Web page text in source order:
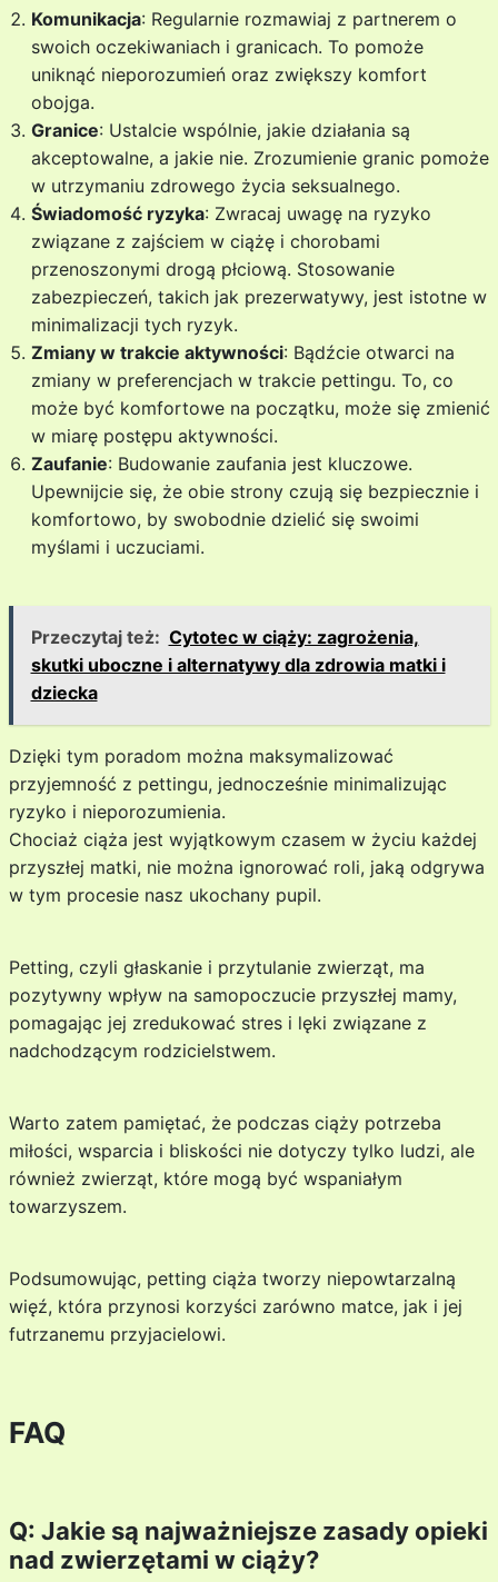
Komunikacja: Regularnie rozmawiaj z partnerem o
swoich oczekiwaniach i granicach. To pomoże
uniknąć nieporozumień oraz zwiększy komfort
obojga.
Granice: Ustalcie wspólnie, jakie działania są
akceptowalne, a jakie nie. Zrozumienie granic pomoże
w utrzymaniu zdrowego życia seksualnego.
Świadomość ryzyka: Zwracaj uwagę na ryzyko
związane z zajściem w ciążę i chorobami
przenoszonymi drogą płciową. Stosowanie
zabezpieczeń, takich jak prezerwatywy, jest istotne w
minimalizacji tych ryzyk.
Zmiany w trakcie aktywności: Bądźcie otwarci na
zmiany w preferencjach w trakcie pettingu. To, co
może być komfortowe na początku, może się zmienić
w miarę postępu aktywności.
Zaufanie: Budowanie zaufania jest kluczowe.
Upewnijcie się, że obie strony czują się bezpiecznie i
komfortowo, by swobodnie dzielić się swoimi
myślami i uczuciami.
Przeczytaj też: Cytotec w ciąży: zagrożenia,
skutki uboczne i alternatywy dla zdrowia matki i
dziecka
Dzięki tym poradom można maksymalizować
przyjemność z pettingu, jednocześnie minimalizując
ryzyko i nieporozumienia.
Chociaż ciąża jest wyjątkowym czasem w życiu każdej
przyszłej matki, nie można ignorować roli, jaką odgrywa
w tym procesie nasz ukochany pupil.
Petting, czyli głaskanie i przytulanie zwierząt, ma
pozytywny wpływ na samopoczucie przyszłej mamy,
pomagając jej zredukować stres i lęki związane z
nadchodzącym rodzicielstwem.
Warto zatem pamiętać, że podczas ciąży potrzeba
miłości, wsparcia i bliskości nie dotyczy tylko ludzi, ale
również zwierząt, które mogą być wspaniałym
towarzyszem.
Podsumowując, petting ciąża tworzy niepowtarzalną
więź, która przynosi korzyści zarówno matce, jak i jej
futrzanemu przyjacielowi.
FAQ
Q: Jakie są najważniejsze zasady opieki
nad zwierzętami w ciąży?